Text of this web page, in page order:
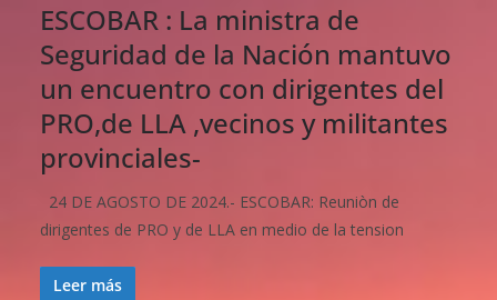
ESCOBAR : La ministra de
Seguridad de la Nación mantuvo
un encuentro con dirigentes del
PRO,de LLA ,vecinos y militantes
provinciales-
24 DE AGOSTO DE 2024.- ESCOBAR: Reuniòn de
dirigentes de PRO y de LLA en medio de la tension
Leer más